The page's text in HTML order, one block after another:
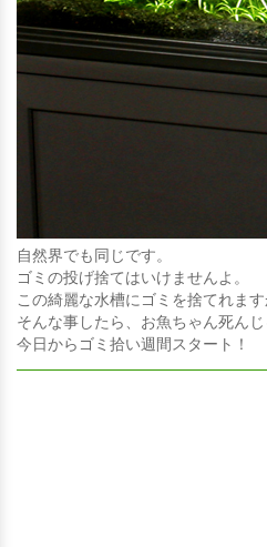
自然界でも同じです。
ゴミの投げ捨てはいけませんよ。
この綺麗な水槽にゴミを捨てれます
そんな事したら、お魚ちゃん死んじ
今日からゴミ拾い週間スタート！